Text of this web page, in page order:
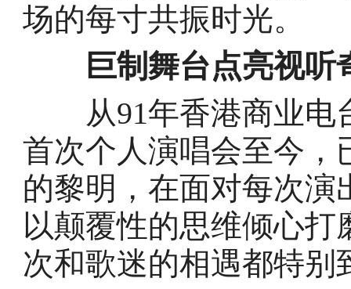
场的每寸共振时光。
巨制舞台点亮视听
从91年香港商业电
首次个人演唱会至今，
的黎明，在面对每次
以颠覆性的思维倾心
次和歌迷的相遇都特别